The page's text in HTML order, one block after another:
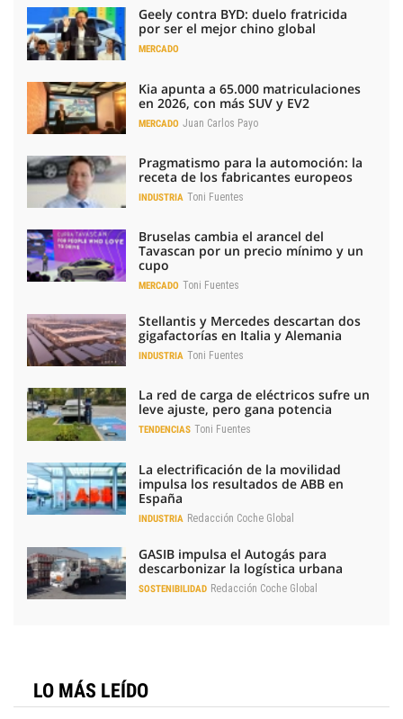
Geely contra BYD: duelo fratricida
por ser el mejor chino global
MERCADO
Kia apunta a 65.000 matriculaciones
en 2026, con más SUV y EV2
MERCADO Juan Carlos Payo
Pragmatismo para la automoción: la
receta de los fabricantes europeos
INDUSTRIA Toni Fuentes
Bruselas cambia el arancel del
Tavascan por un precio mínimo y un
cupo
MERCADO Toni Fuentes
Stellantis y Mercedes descartan dos
gigafactorías en Italia y Alemania
INDUSTRIA Toni Fuentes
La red de carga de eléctricos sufre un
leve ajuste, pero gana potencia
TENDENCIAS Toni Fuentes
La electrificación de la movilidad
impulsa los resultados de ABB en
España
INDUSTRIA Redacción Coche Global
GASIB impulsa el Autogás para
descarbonizar la logística urbana
SOSTENIBILIDAD Redacción Coche Global
LO MÁS LEÍDO